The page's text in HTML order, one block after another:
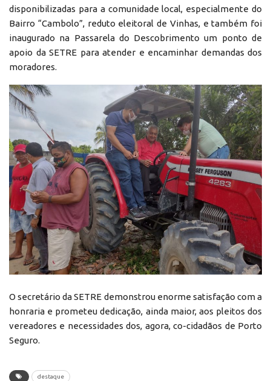
disponibilizadas para a comunidade local, especialmente do
Bairro “Cambolo”, reduto eleitoral de Vinhas, e também foi
inaugurado na Passarela do Descobrimento um ponto de
apoio da SETRE para atender e encaminhar demandas dos
moradores.
O secretário da SETRE demonstrou enorme satisfação com a
honraria e prometeu dedicação, ainda maior, aos pleitos dos
vereadores e necessidades dos, agora, co-cidadãos de Porto
Seguro.
destaque